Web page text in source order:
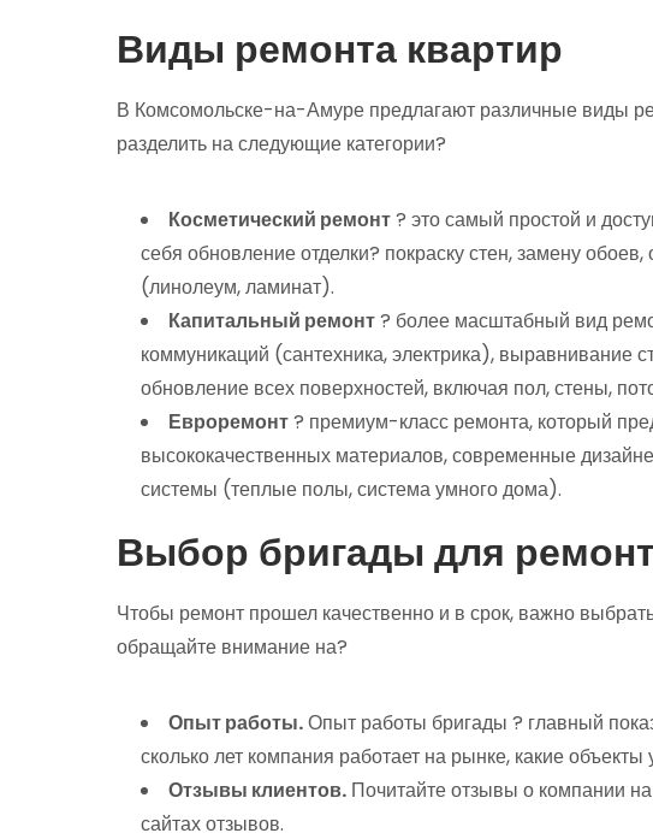
Виды ремонта квартир
В Комсомольске-на-Амуре предлагают различные виды
разделить на следующие категории?
Косметический ремонт? это самый простой и
себя обновление отделки? покраску стен, замену
(линолеум, ламинат).
Капитальный ремонт? более масштабный вид
коммуникаций (сантехника, электрика), выравнивание
обновление всех поверхностей, включая пол, стены,
Евроремонт? премиум-класс ремонта, который
высококачественных материалов, современные
системы (теплые полы, система умного дома).
Выбор бригады для
Чтобы ремонт прошел качественно и в срок, важно
обращайте внимание на?
Опыт работы.Опыт работы бригады ? главный
сколько лет компания работает на рынке, какие
Отзывы клиентов. Почитайте отзывы о компании
сайтах отзывов.